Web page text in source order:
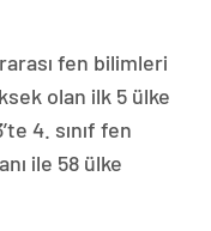
fen bilimleri
olan ilk 5 ülke
4. sınıf fen
ile 58 ülke